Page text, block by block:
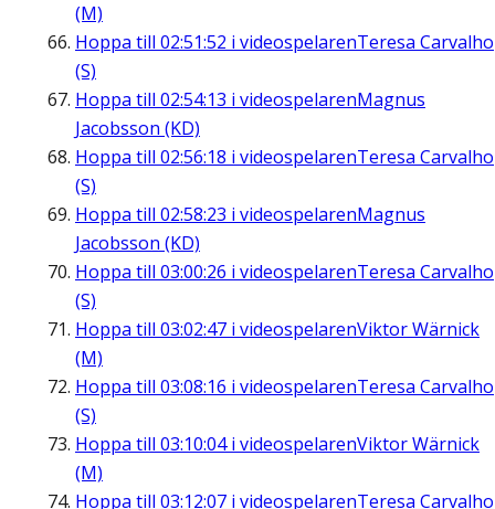
(M)
Hoppa till 02:51:52 i videospelarenTeresa Carvalho
(S)
Hoppa till 02:54:13 i videospelarenMagnus
Jacobsson (KD)
Hoppa till 02:56:18 i videospelarenTeresa Carvalho
(S)
Hoppa till 02:58:23 i videospelarenMagnus
Jacobsson (KD)
Hoppa till 03:00:26 i videospelarenTeresa Carvalho
(S)
Hoppa till 03:02:47 i videospelarenViktor Wärnick
(M)
Hoppa till 03:08:16 i videospelarenTeresa Carvalho
(S)
Hoppa till 03:10:04i videospelarenViktor Wärnick
(M)
Hoppa till 03:12:07 i videospelarenTeresa Carvalho